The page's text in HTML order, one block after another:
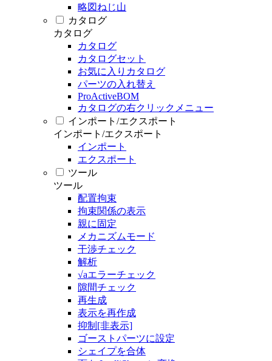
略図ねじ山
カタログ
カタログ
カタログ
カタログセット
お気に入りカタログ
パーツの入れ替え
ProActiveBOM
カタログの右クリックメニュー
インポート/エクスポート
インポート/エクスポート
インポート
エクスポート
ツール
ツール
配置拘束
拘束関係の表示
親に固定
メカニズムモード
干渉チェック
解析
√aエラーチェック
隙間チェック
再生成
表示を再作成
抑制[非表示]
ゴーストパーツに設定
シェイプを合体